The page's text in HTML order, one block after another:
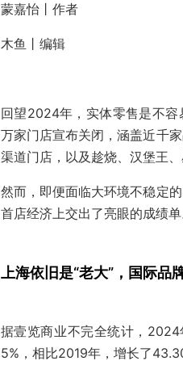
蒙嘉怡丨作者
木鱼丨编辑
回望2024年，实体零售是不
万家门店宣布关闭，涵盖近千
渠道门店，以及趁烧、汉堡王、
然而，即便面临大环境不稳定
首店经济上交出了亮眼的成绩单
上海依旧是“老大”，国际品
据壹览商业不完全统计，
5%，相比2019年，增长了